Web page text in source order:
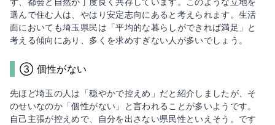
選んで住む人は、やはり安定志向にあると考えられます。生活
面においても埼玉県民は「平均的な暮らしができれば満足」と
考える傾向にあり、多くを求めすぎない人が多いでしょう。
③ 個性がない
先ほど埼玉の人は「穏やかで控えめ」だと紹介しましたが、そ
のせいなのか「個性がない」と言われることが多いようです。
自己主張が控えめで、自分を出さない県民性といえそう。です